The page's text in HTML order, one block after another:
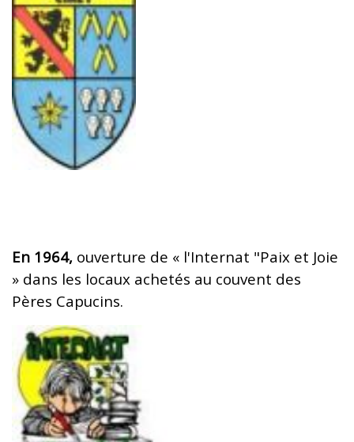
En 1964, ouverture de « l'Internat "Paix et Joie
» dans les locaux achetés au couvent des
Pères Capucins.